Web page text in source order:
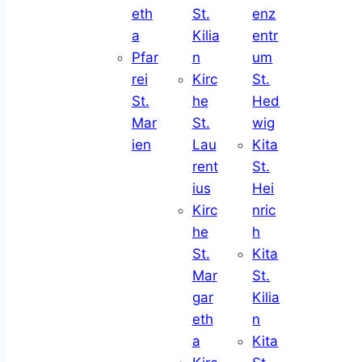
eth
a
Pfar
rei
St.
Mar
ien
St.
Kilia
n
Kirc
he
St.
Lau
rent
ius
Kirc
he
St.
Mar
gar
eth
a
enz
entr
um
St.
Hed
wig
Kita
St.
Hei
nric
h
Kita
St.
Kilia
n
Kita